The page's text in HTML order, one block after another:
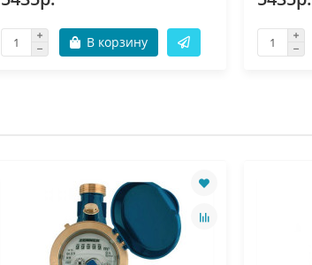
В корзину